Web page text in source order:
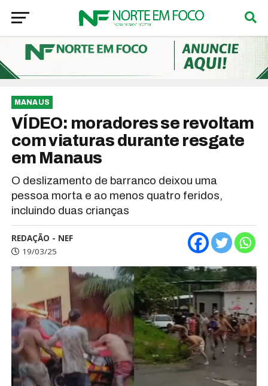
MANAUS
VÍDEO: moradores se revoltam
com viaturas durante resgate
em Manaus
O deslizamento de barranco deixou uma
pessoa morta e ao menos quatro feridos,
incluindo duas crianças
REDAÇÃO - NEF
19/03/25